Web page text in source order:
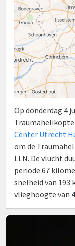
Op donderdag 4
Center Utrecht
om de
LLN. De vlucht
periode 67
snelheid van 193
vlieghoogte van